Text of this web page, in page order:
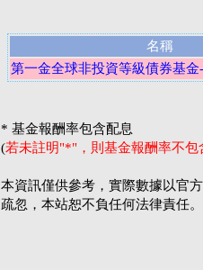
名稱
第一金全球非投資等級債券基
* 基金報酬率包含配息
(若未註明"*"，則基金報酬率不
本資訊僅供參考，實際數據以官
疏忽，本站恕不負任何法律責任。